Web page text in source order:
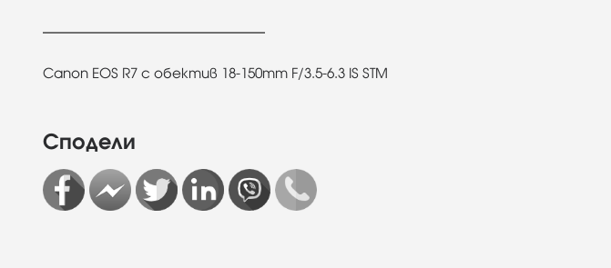
Canon EOS R7 с обектив 18-150mm F/3.5-6.3 IS STM
Сподели